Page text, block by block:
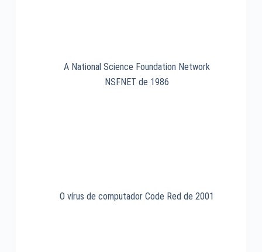
A National Science Foundation Network
NSFNET de 1986
O vírus de computador Code Red de 2001